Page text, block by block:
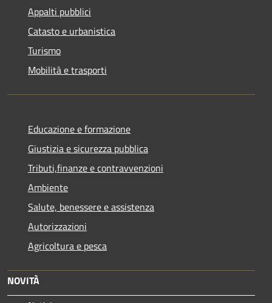
Appalti pubblici
Catasto e urbanistica
Turismo
Mobilità e trasporti
Educazione e formazione
Giustizia e sicurezza pubblica
Tributi,finanze e contravvenzioni
Ambiente
Salute, benessere e assistenza
Autorizzazioni
Agricoltura e pesca
NOVITÀ